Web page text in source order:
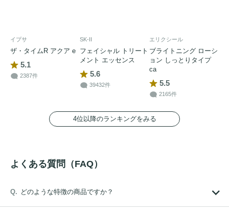
イプサ
ザ・タイムR アクア e
5.1
2387件
SK-II
フェイシャル トリート
メント エッセンス
5.6
39432件
エリクシール
ブライトニング ローシ
ョン しっとりタイプ
ca
5.5
2165件
4位以降のランキングをみる
よくある質問（FAQ）
どのような特徴の商品ですか？